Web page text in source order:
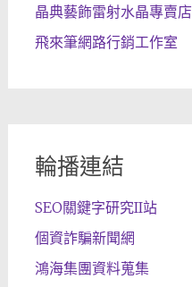
晶典藝飾雷射水晶專賣店
飛來筆網路行銷工作室
輪播連結
SEO關鍵字研究II站
個資詐騙新聞網
鴻海集團資料蒐集